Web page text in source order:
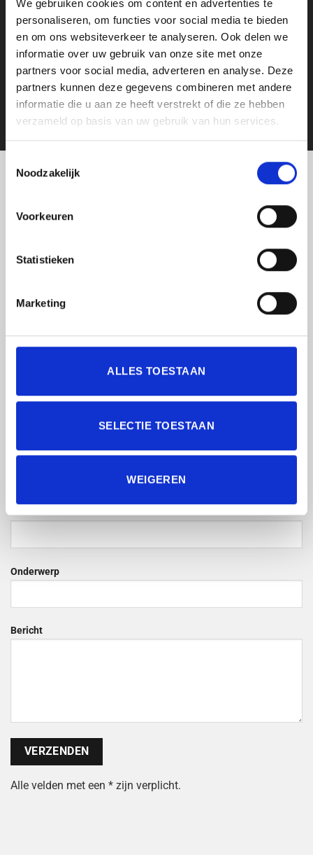
We gebruiken cookies om content en advertenties te
personaliseren, om functies voor social media te bieden
en om ons websiteverkeer te analyseren. Ook delen we
informatie over uw gebruik van onze site met onze
partners voor social media, adverteren en analyse. Deze
partners kunnen deze gegevens combineren met andere
informatie die u aan ze heeft verstrekt of die ze hebben
verzameld op basis van uw gebruik van hun services.
Noodzakelijk
Voorkeuren
Statistieken
Marketing
ALLES TOESTAAN
SELECTIE TOESTAAN
WEIGEREN
flexibiliteit en gemak bij het
bekappen van vee?
Stuur ons een e-mail Bel: +31 615186724
Alsleverancier van klauwbekapboxen
helpen we je graag
om de ideale mobiele box te kopen. Bij ons vind je een
ruime keuze aan hoogwaardige bekapboxen die flexibel en
duurzaam zijn. Neem gerust
op om jouw
beschikt over een box die volledig aansluit bij jouw eisen en
Contactformulier
Naam*
E-mail*
Telefoonnummer*
Onderwerp
Bericht
Alle velden met een * zijn verplicht.